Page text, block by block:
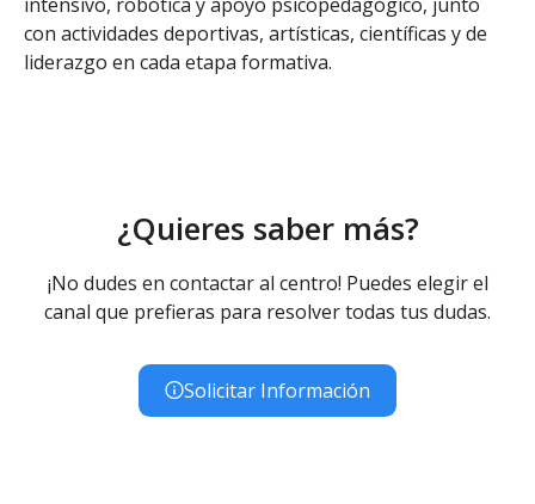
con actividades deportivas, artísticas, científicas y de
liderazgo en cada etapa formativa.
¿Quieres saber más?
¡No dudes en contactar al centro! Puedes elegir el
canal que prefieras para resolver todas tus dudas.
Solicitar Información